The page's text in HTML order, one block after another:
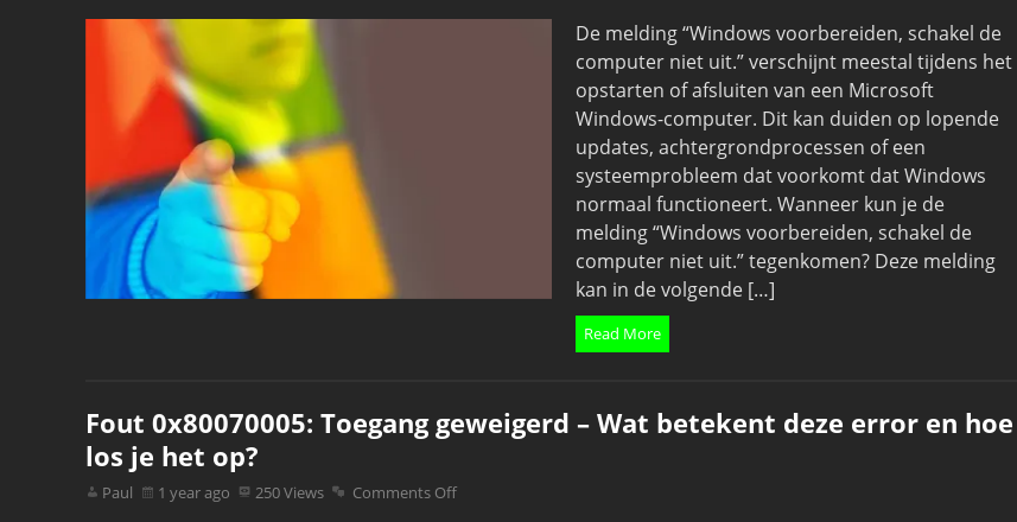
De melding “Windows voorbereiden, schakel de
computer niet uit.” verschijnt meestal tijdens het
opstarten of afsluiten van een Microsoft
Windows-computer. Dit kan duiden op lopende
updates, achtergrondprocessen of een
systeemprobleem dat voorkomt dat Windows
normaal functioneert. Wanneer kun je de
melding “Windows voorbereiden, schakel de
computer niet uit.” tegenkomen? Deze melding
kan in de volgende […]
Read More
Fout 0x80070005: Toegang geweigerd – Wat betekent deze error en hoe
los je het op?
Paul 1 year ago 250 Views Comments Off